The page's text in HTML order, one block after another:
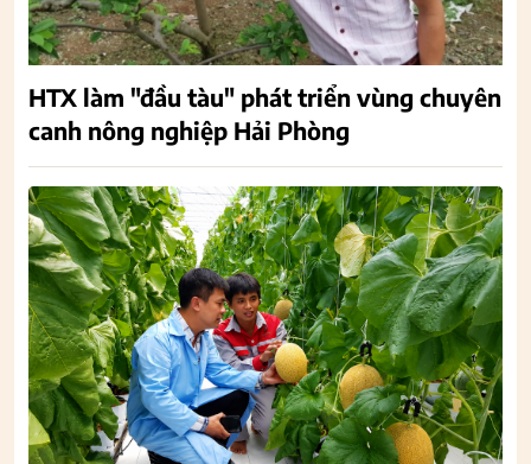
HTX làm "đầu tàu" phát triển vùng chuyên
canh nông nghiệp Hải Phòng